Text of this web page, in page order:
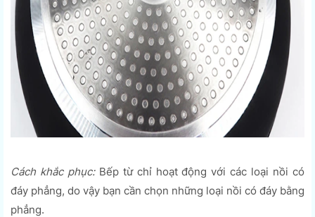
Cách khắc phục: Bếp từ chỉ hoạt động với các loại nồi có
đáy phẳng, do vậy bạn cần chọn những loại nồi có đáy bằng
phẳng.